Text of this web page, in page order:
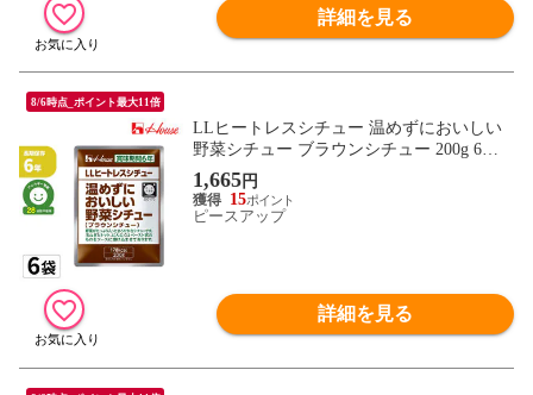
詳細を見る
8/6時点_ポイント最大11倍
LLヒートレスシチュー 温めずにおいしい
野菜シチュー ブラウンシチュー 200g 6袋
レトルトシチュー 非常食 6年保存 防災食
備蓄品 防災用品 非常用 まとめ買い 非常食
セット 常温保存 ハウス食品
1,665円
15
ピースアップ
詳細を見る